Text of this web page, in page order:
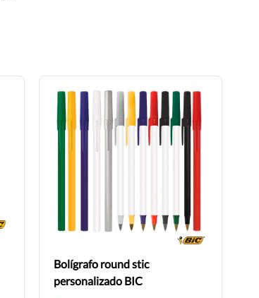
Bolígrafo round stic
personalizado BIC